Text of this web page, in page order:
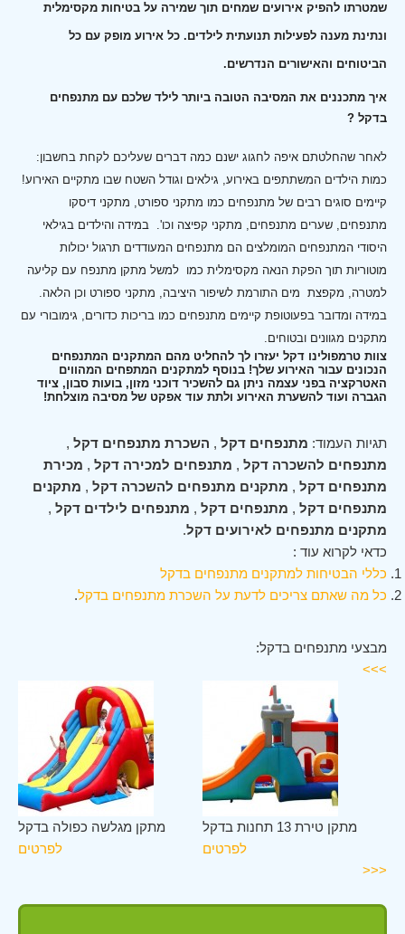
שמטרתו להפיק אירועים שמחים תוך שמירה על בטיחות מקסימלית
ונתינת מענה לפעילות תנועתית לילדים. כל אירוע מופק עם כל
הביטוחים והאישורים הנדרשים.
איך מתכננים את המסיבה הטובה ביותר לילד שלכם עם מתנפחים
בדקל ?
לאחר שהחלטתם איפה לחגוג ישנם כמה דברים שעליכם לקחת בחשבון:
כמות הילדים המשתתפים באירוע, גילאים וגודל השטח שבו מתקיים האירוע!
קיימים סוגים רבים של מתנפחים כמו מתקני ספורט, מתקני דיסקו
מתנפחים, שערים מתנפחים, מתקני קפיצה וכו'. במידה והילדים בגילאי
היסודי המתנפחים המומלצים הם מתנפחים המעודדים תרגול יכולות
מוטוריות תוך הפקת הנאה מקסימלית כמו למשל מתקן מתנפח עם קליעה
למטרה, מקפצת מים התורמת לשיפור היציבה, מתקני ספורט וכן הלאה.
במידה ומדובר בפעוטופת קיימים מתנפחים כמו בריכות כדורים, גימובורי עם
מתקנים מגוונים ובטוחים.
צוות טרמפולינו דקל יעזרו לך להחליט מהם המתקנים המתנפחים
הנכונים עבור האירוע שלך! בנוסף למתקנים המתפחים המהווים
האטרקציה בפני עצמה ניתן גם להשכיר דוכני מזון, בועות סבון, ציוד
הגברה ועוד להשערת האירוע ולתת עוד אפקט של מסיבה מוצלחת!
תגיות העמוד: מתנפחים דקל , השכרת מתנפחים דקל ,
מתנפחים להשכרה דקל , מתנפחים למכירה דקל , מכירת
מתנפחים דקל , מתקנים מתנפחים להשכרה דקל , מתקנים
מתנפחים דקל , מתנפחים דקל , מתנפחים לילדים דקל ,
מתקנים מתנפחים לאירועים דקל.
כדאי לקרוא עוד :
כללי הבטיחות למתקנים מתנפחים בדקל
כל מה שאתם צריכים לדעת על השכרת מתנפחים בדקל.
מבצעי מתנפחים בדקל:
>>>
מתקן מגלשה כפולה בדקל
לפרטים
מתקן טירת 13 תחנות בדקל
לפרטים
<<<